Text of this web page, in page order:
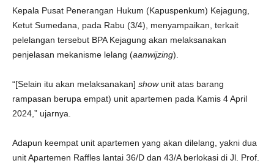
Kepala Pusat Penerangan Hukum (Kapuspenkum) Kejagung,
Ketut Sumedana, pada Rabu (3/4), menyampaikan, terkait
pelelangan tersebut BPA Kejagung akan melaksanakan
penjelasan mekanisme lelang (aanwijzing).
“[Selain itu akan melaksanakan] showunit atas barang
rampasan berupa empat) unit apartemen pada Kamis 4 April
2024,” ujarnya.
Adapun keempat unit apartemen yang akan dilelang, yakni dua
unit Apartemen Raffles lantai 36/D dan 43/A berlokasi di Jl. Prof.